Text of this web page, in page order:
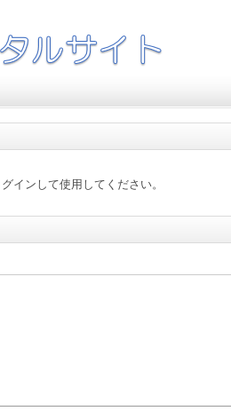
インして使用してください。